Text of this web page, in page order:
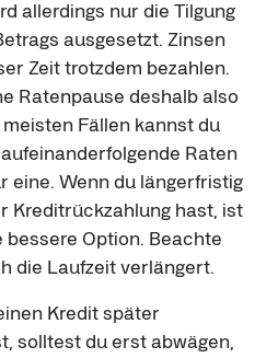
allerdings nur die Tilgung
ausgesetzt. Zinsen
Zeit trotzdem bezahlen.
Ratenpause deshalb also
Fällen kannst du
Raten
eine. Wenn du längerfristig
Kreditrückzahlung hast, ist
Option. Beachte
die Laufzeit verlängert.
Kredit später
solltest du erst abwägen,